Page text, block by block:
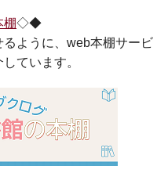
棚◇◆
ように、web本棚サービ
ています。